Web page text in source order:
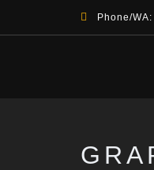
Phone/WA: